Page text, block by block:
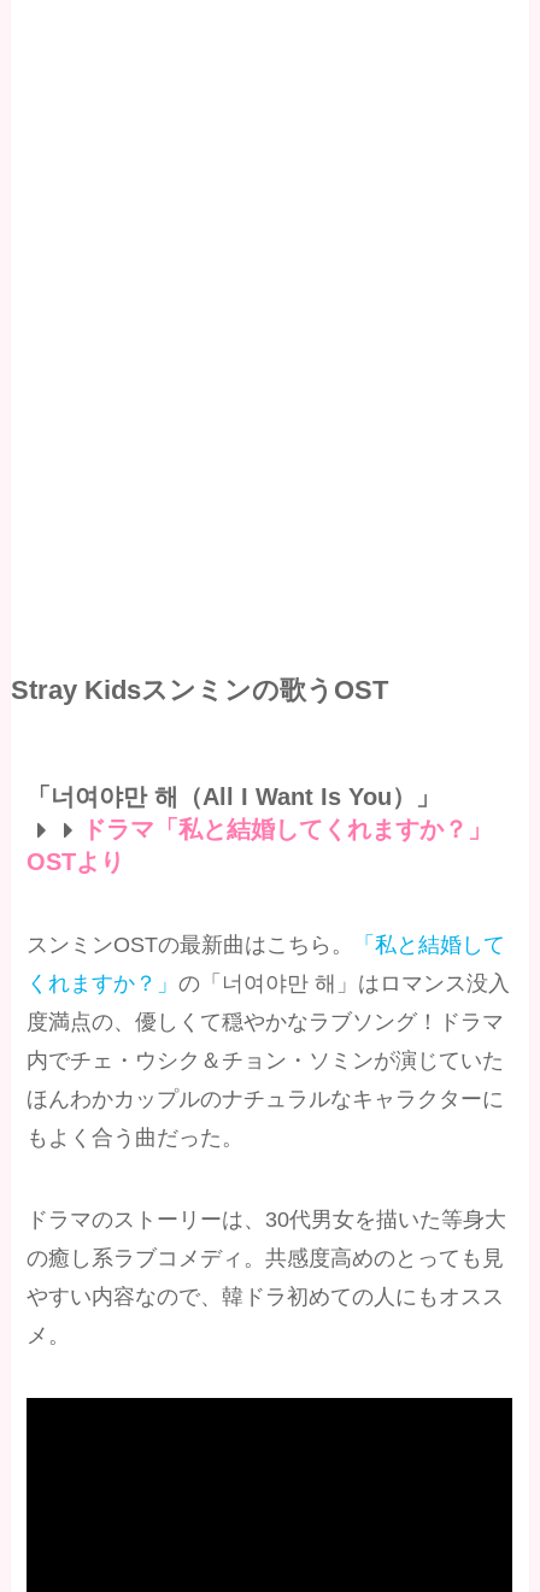
Stray Kidsスンミンの歌うOST
「너여야만 해（All I Want Is You）」
ドラマ「私と結婚してくれますか？」
OSTより
スンミンOSTの最新曲はこちら。
「私と結婚して
くれますか？」の「너여야만 해」はロマンス没入
度満点の、優しくて穏やかなラブソング！ドラマ
内でチェ・ウシク＆チョン・ソミンが演じていた
ほんわかカップルのナチュラルなキャラクターに
もよく合う曲だった。
ドラマのストーリーは、30代男女を描いた等身大
の癒し系ラブコメディ。共感度高めのとっても見
やすい内容なので、韓ドラ初めての人にもオスス
メ。